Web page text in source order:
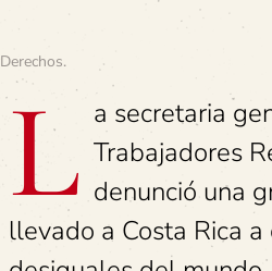
Derechos.
L a secretaria
Trabajadores
denunció una
llevado a Costa Rica